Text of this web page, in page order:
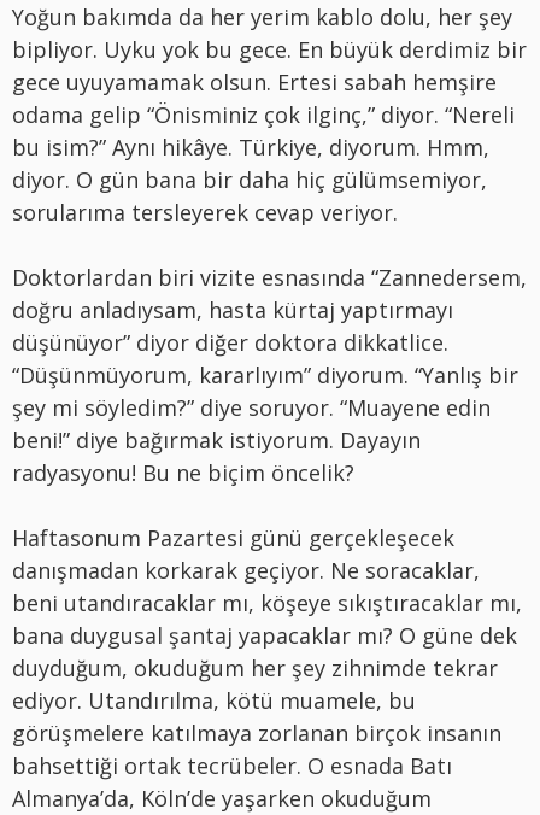
Yoğun bakımda da her yerim kablo dolu, her şey
bipliyor. Uyku yok bu gece. En büyük derdimiz bir
gece uyuyamamak olsun. Ertesi sabah hemşire
odama gelip “Önisminiz çok ilginç,” diyor. “Nereli
bu isim?” Aynı hikâye. Türkiye, diyorum. Hmm,
diyor. O gün bana bir daha hiç gülümsemiyor,
sorularıma tersleyerek cevap veriyor.
Doktorlardan biri vizite esnasında “Zannedersem,
doğru anladıysam, hasta kürtaj yaptırmayı
düşünüyor” diyor diğer doktora dikkatlice.
“Düşünmüyorum, kararlıyım” diyorum. “Yanlış bir
şey mi söyledim?” diye soruyor. “Muayene edin
beni!” diye bağırmak istiyorum. Dayayın
radyasyonu! Bu ne biçim öncelik?
Haftasonum Pazartesi günü gerçekleşecek
danışmadan korkarak geçiyor. Ne soracaklar,
beni utandıracaklar mı, köşeye sıkıştıracaklar mı,
bana duygusal şantaj yapacaklar mı? O güne dek
duyduğum, okuduğum her şey zihnimde tekrar
ediyor. Utandırılma, kötü muamele, bu
görüşmelere katılmaya zorlanan birçok insanın
bahsettiği ortak tecrübeler. O esnada Batı
Almanya’da, Köln’de yaşarken okuduğum